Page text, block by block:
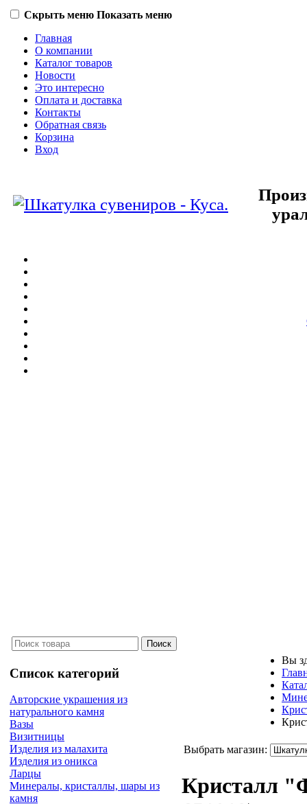
Скрыть меню Показать меню
Главная
О компании
Каталог товаров
Новости
Это интересно
Оплата и доставка
Контакты
Обратная связь
Корзина
Вход
Список категорий
Авторские украшения из
натурального камня
Вазы
Визитницы
Изделия из малахита
Изделия из оникса
Ларцы
Минералы, кристаллы, шары из
камня
Вы
Выбрать магазин:
Кристалл